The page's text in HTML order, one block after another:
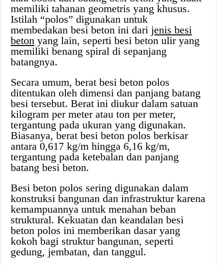
memiliki tahanan geometris yang khusus.
Istilah “polos” digunakan untuk
membedakan besi beton ini darijenis besi
beton yang lain, seperti besi beton ulir yang
memiliki benang spiral di sepanjang
batangnya.
Secara umum, berat besi beton polos
ditentukan oleh dimensi dan panjang batang
besi tersebut. Berat ini diukur dalam satuan
kilogram per meter atau ton per meter,
tergantung pada ukuran yang digunakan.
Biasanya, berat besi beton polos berkisar
antara 0,617 kg/m hingga 6,16 kg/m,
tergantung pada ketebalan dan panjang
batang besi beton.
Besi beton polos sering digunakan dalam
konstruksi bangunan dan infrastruktur karena
kemampuannya untuk menahan beban
struktural. Kekuatan dan keandalan besi
beton polos ini memberikan dasar yang
kokoh bagi struktur bangunan, seperti
gedung, jembatan, dan tanggul.